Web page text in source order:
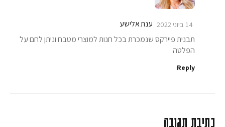
ענת אלישע 14 ביוני 2022
תבנית פיירקס שנמכרת בכל חנות למוצרי מטבח וניתן לחם על
הפלטה
Reply
כתיבת תגובה